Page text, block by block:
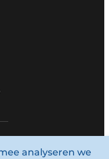
analyseren we